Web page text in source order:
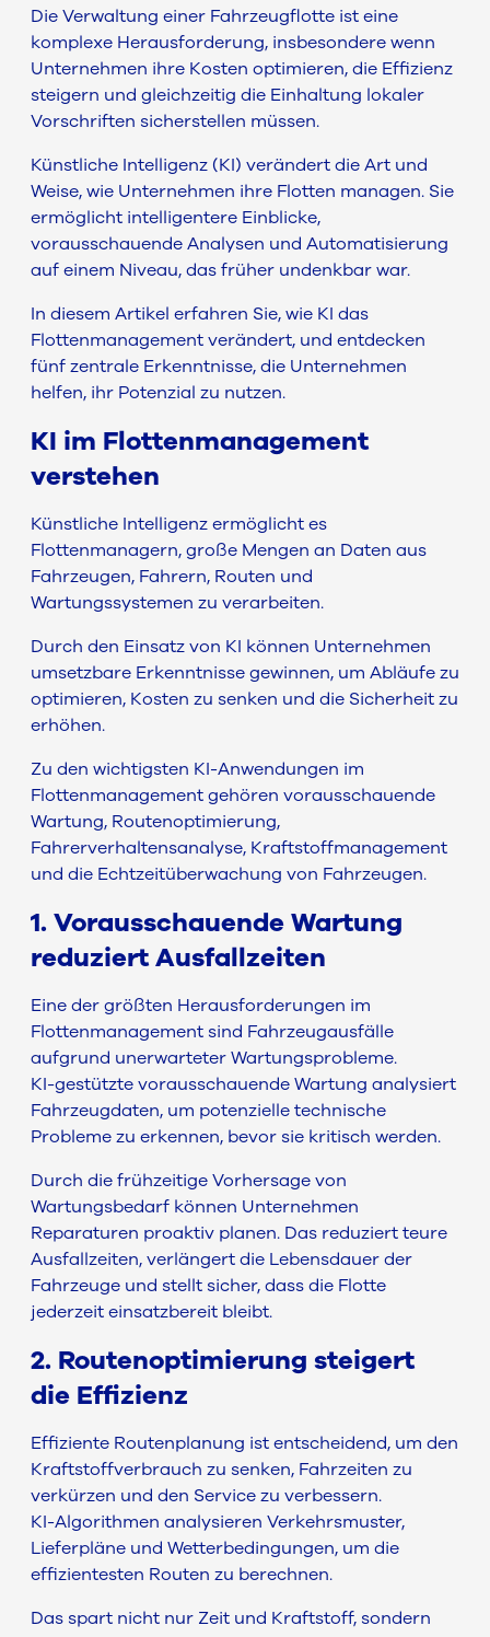
Die Verwaltung einer Fahrzeugflotte ist eine
komplexe Herausforderung, insbesondere wenn
Unternehmen ihre Kosten optimieren, die Effizienz
steigern und gleichzeitig die Einhaltung lokaler
Vorschriften sicherstellen müssen.
Künstliche Intelligenz (KI) verändert die Art und
Weise, wie Unternehmen ihre Flotten managen. Sie
ermöglicht intelligentere Einblicke,
vorausschauende Analysen und Automatisierung
auf einem Niveau, das früher undenkbar war.
In diesem Artikel erfahren Sie, wie KI das
Flottenmanagement verändert, und entdecken
fünf zentrale Erkenntnisse, die Unternehmen
helfen, ihr Potenzial zu nutzen.
KI im Flottenmanagement
verstehen
Künstliche Intelligenz ermöglicht es
Flottenmanagern, große Mengen an Daten aus
Fahrzeugen, Fahrern, Routen und
Wartungssystemen zu verarbeiten.
Durch den Einsatz von KI können Unternehmen
umsetzbare Erkenntnisse gewinnen, um Abläufe zu
optimieren, Kosten zu senken und die Sicherheit zu
erhöhen.
Zu den wichtigsten KI-Anwendungen im
Flottenmanagement gehören vorausschauende
Wartung, Routenoptimierung,
Fahrerverhaltensanalyse, Kraftstoffmanagement
und die Echtzeitüberwachung von Fahrzeugen.
1. Vorausschauende Wartung
reduziert Ausfallzeiten
Eine der größten Herausforderungen im
Flottenmanagement sind Fahrzeugausfälle
aufgrund unerwarteter Wartungsprobleme.
KI-gestützte vorausschauende Wartung analysiert
Fahrzeugdaten, um potenzielle technische
Probleme zu erkennen, bevor sie kritisch werden.
Durch die frühzeitige Vorhersage von
Wartungsbedarf können Unternehmen
Reparaturen proaktiv planen. Das reduziert teure
Ausfallzeiten, verlängert die Lebensdauer der
Fahrzeuge und stellt sicher, dass die Flotte
jederzeit einsatzbereit bleibt.
2. Routenoptimierung steigert
die Effizienz
Effiziente Routenplanung ist entscheidend, um den
Kraftstoffverbrauch zu senken, Fahrzeiten zu
verkürzen und den Service zu verbessern.
KI-Algorithmen analysieren Verkehrsmuster,
Lieferpläne und Wetterbedingungen, um die
effizientesten Routen zu berechnen.
Das spart nicht nur Zeit und Kraftstoff, sondern